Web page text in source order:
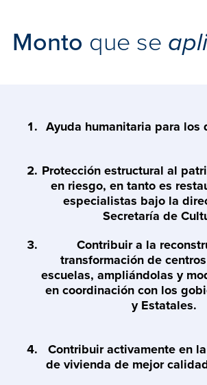
Monto que se
Ayuda humanitaria para los
Protección estructural al
en riesgo, en tanto es
especialistas bajo la
Secretaría de
Contribuir a la
transformación de
escuelas, ampliándolas y
en coordinación con los
y Estatales.
Contribuir activamente en
de vivienda de mejor